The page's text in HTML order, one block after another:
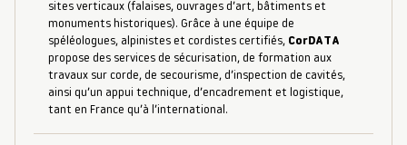
sites verticaux (falaises, ouvrages d’art, bâtiments et
monuments historiques). Grâce à une équipe de
spéléologues, alpinistes et cordistes certifiés, CorDATA
propose des services de sécurisation, de formation aux
travaux sur corde, de secourisme, d’inspection de cavités,
ainsi qu’un appui technique, d’encadrement et logistique,
tant en France qu’à l’international.